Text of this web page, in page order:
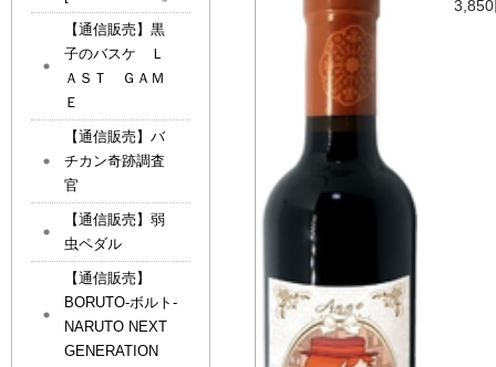
【通信販売】黒
子のバスケ Ｌ
ＡＳＴ ＧＡＭ
Ｅ
【通信販売】バ
チカン奇跡調査
官
【通信販売】弱
虫ペダル
【通信販売】
BORUTO-ボルト-
NARUTO NEXT
GENERATION